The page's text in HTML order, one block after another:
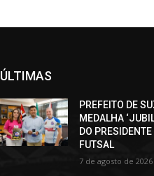
ÚLTIMAS
PREFEITO DE
MEDALHA
DO
FUTSAL
7 de agosto de 2026